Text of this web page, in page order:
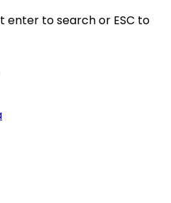
enter to search or ESC to